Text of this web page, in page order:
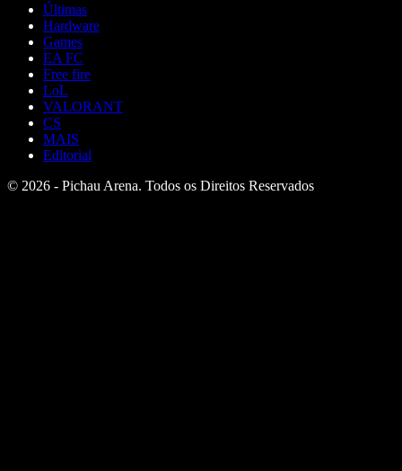
Últimas
Hardware
Games
EA FC
Free fire
LoL
VALORANT
CS
MAIS
Editorial
© 2026 - Pichau Arena. Todos os Direitos Reservados